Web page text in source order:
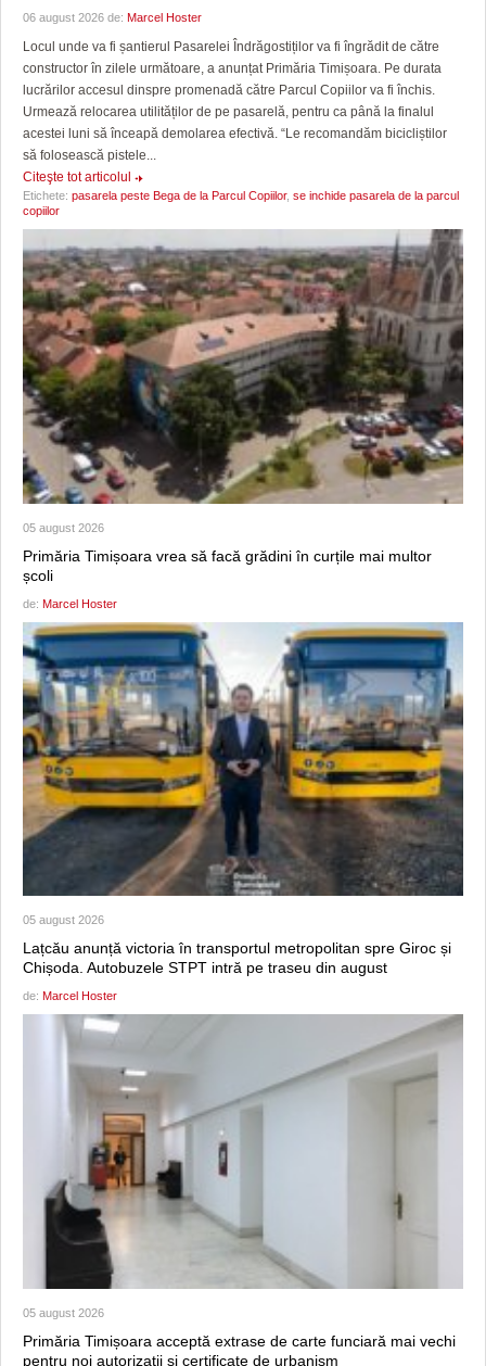
06 august 2026 de: Marcel Hoster
Locul unde va fi șantierul Pasarelei Îndrăgostiților va fi îngrădit de către
constructor în zilele următoare, a anunțat Primăria Timișoara. Pe durata
lucrărilor accesul dinspre promenadă către Parcul Copiilor va fi închis.
Urmează relocarea utilităților de pe pasarelă, pentru ca până la finalul
acestei luni să înceapă demolarea efectivă. “Le recomandăm bicicliștilor
să folosească pistele...
Citeşte tot articolul
Etichete: pasarela peste Bega de la Parcul Copiilor, se inchide pasarela de la parcul
copiilor
05 august 2026
Primăria Timișoara vrea să facă grădini în curțile mai multor
școli
de: Marcel Hoster
05 august 2026
Lațcău anunță victoria în transportul metropolitan spre Giroc și
Chișoda. Autobuzele STPT intră pe traseu din august
de: Marcel Hoster
05 august 2026
Primăria Timișoara acceptă extrase de carte funciară mai vechi
pentru noi autorizații și certificate de urbanism